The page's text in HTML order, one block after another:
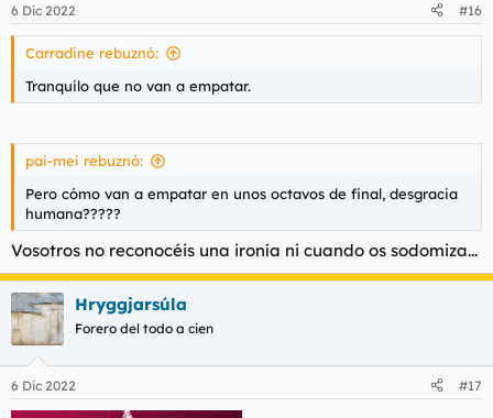
6 Dic 2022 #16
Carradine rebuznó:
Tranquilo que no van a empatar.
pai-mei rebuznó:
Pero cómo van a empatar en unos octavos de final, desgracia
humana?????
Vosotros no reconocéis una ironía ni cuando os sodomiza...
Hryggjarsúla
Forero del todo a cien
6 Dic 2022 #17